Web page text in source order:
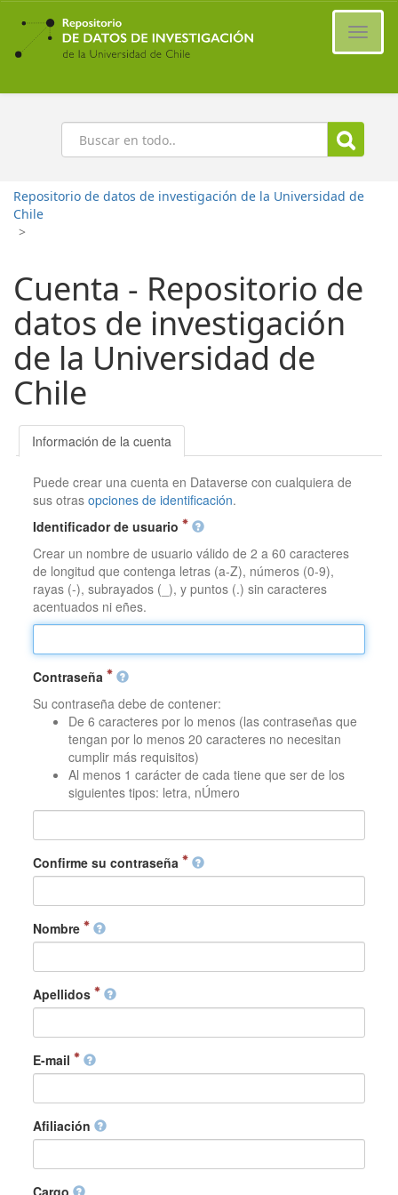
Ir
contenido
principal
Buscar
Repositorio de datos de investigación de la Universidad de
Chile
>
Cuenta - Repositorio de
datos de investigación
de la Universidad de
Chile
Información de la cuenta
Puede crear una cuenta en Dataverse con cualquiera de
sus otrasopciones de identificación.
Identificador de usuario
Crear un nombre de usuario válido de 2 a 60 caracteres
de longitud que contenga letras (a-Z), números (0-9),
rayas (-), subrayados (_), y puntos (.) sin caracteres
acentuados ni eñes.
Contraseña
Su contraseña debe de contener:
De 6 caracteres por lo menos (las contraseñas que
tengan por lo menos 20 caracteres no necesitan
cumplir más requisitos)
Al menos 1 carácter de cada tiene que ser de los
siguientes tipos: letra, nÚmero
Confirme su contraseña
Nombre
Apellidos
E-mail
Afiliación
Cargo